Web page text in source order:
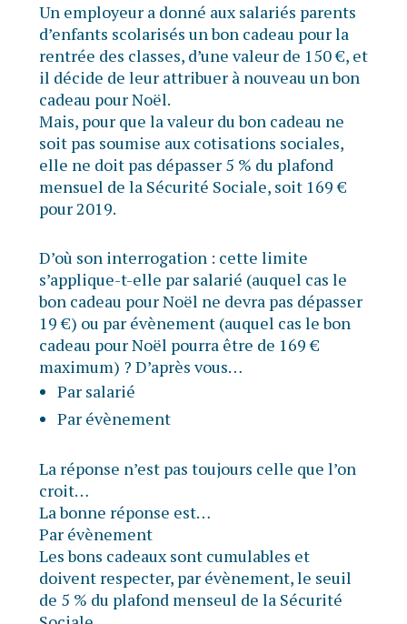
Un employeur a donné aux salariés parents
d’enfants scolarisés un bon cadeau pour la
rentrée des classes, d’une valeur de 150 €, et
il décide de leur attribuer à nouveau un bon
cadeau pour Noël.
Mais, pour que la valeur du bon cadeau ne
soit pas soumise aux cotisations sociales,
elle ne doit pas dépasser 5 % du plafond
mensuel de la Sécurité Sociale, soit 169 €
pour 2019.
D’où son interrogation : cette limite
s’applique-t-elle par salarié (auquel cas le
bon cadeau pour Noël ne devra pas dépasser
19 €) ou par évènement (auquel cas le bon
cadeau pour Noël pourra être de 169 €
maximum) ? D’après vous…
Par salarié
Par évènement
La réponse n’est pas toujours celle que l’on
croit…
La bonne réponse est…
Par évènement
Les bons cadeaux sont cumulables et
doivent respecter, par évènement, le seuil
de 5 % du plafond menseul de la Sécurité